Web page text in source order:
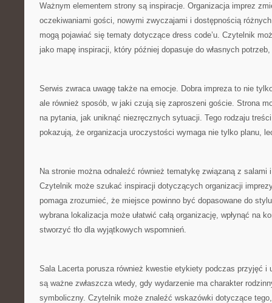
Ważnym elementem strony są inspiracje. Organizacja imprez
oczekiwaniami gości, nowymi zwyczajami i dostępnością
mogą pojawiać się tematy dotyczące dress code’u. Czytelnik
jako mapę inspiracji, który później dopasuje do własnych
Serwis zwraca uwagę także na emocje. Dobra impreza to nie
ale również sposób, w jaki czują się zaproszeni goście. Strona
na pytania, jak uniknąć niezręcznych sytuacji. Tego rodzaju
pokazują, że organizacja uroczystości wymaga nie tylko planu,
Na stronie można odnaleźć również tematykę związaną z salami
Czytelnik może szukać inspiracji dotyczących organizacji
pomaga zrozumieć, że miejsce powinno być dopasowane do
wybrana lokalizacja może ułatwić całą organizację, wpłynąć na
stworzyć tło dla wyjątkowych wspomnień.
Sala Lacerta porusza również kwestie etykiety podczas przyjęć i
są ważne zwłaszcza wtedy, gdy wydarzenie ma charakter
symboliczny. Czytelnik może znaleźć wskazówki dotyczące